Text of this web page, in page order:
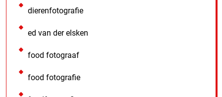
dierenfotografie
ed van der elsken
food fotograaf
food fotografie